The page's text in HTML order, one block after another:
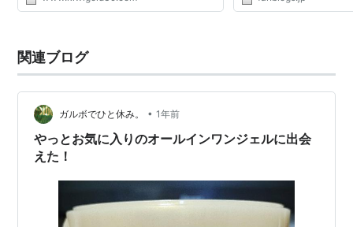
関連ブログ
ガルボでひと休み。 • 1年前
やっとお気に入りのオールインワンジェルに出会
えた！